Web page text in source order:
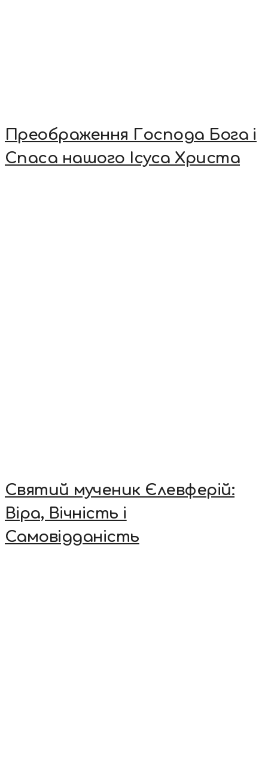
Преображення Господа Бога і
Спаса нашого Ісуса Христа
Святий мученик Єлевферій:
Віра, Вічність і
Самовідданість